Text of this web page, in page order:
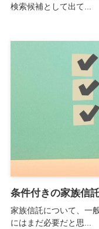
検索候補として出て...
条件付きの家族信
家族信託について、一
にはまだ必要だと思...